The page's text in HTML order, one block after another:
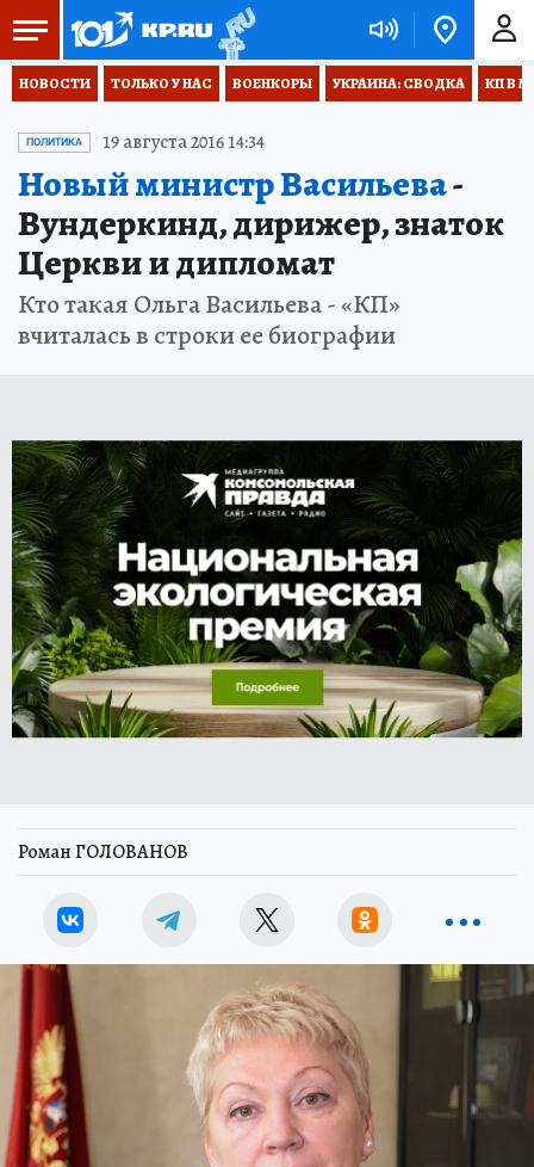
НОВОСТИ ТОЛЬКО У НАС ВОЕНКОРЫ УКРАИНА: СВОДКА КП В
ПОЛИТИКА 19 августа 2016 14:34
Новый министр Васильева-
Вундеркинд, дирижер, знаток
Церкви и дипломат
Кто такая Ольга Васильева - «КП»
вчиталась в строки ее биографии
Роман ГОЛОВАНОВ